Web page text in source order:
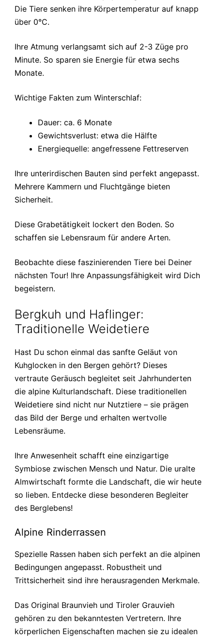
Die Tiere senken ihre Körpertemperatur auf knapp
über 0°C.
Ihre Atmung verlangsamt sich auf 2-3 Züge pro
Minute. So sparen sie Energie für etwa sechs
Monate.
Wichtige Fakten zum Winterschlaf:
Dauer: ca. 6 Monate
Gewichtsverlust: etwa die Hälfte
Energiequelle: angefressene Fettreserven
Ihre unterirdischen Bauten sind perfekt angepasst.
Mehrere Kammern und Fluchtgänge bieten
Sicherheit.
Diese Grabetätigkeit lockert den Boden. So
schaffen sie Lebensraum für andere Arten.
Beobachte diese faszinierenden Tiere bei Deiner
nächsten Tour! Ihre Anpassungsfähigkeit wird Dich
begeistern.
Bergkuh und Haflinger:
Traditionelle Weidetiere
Hast Du schon einmal das sanfte Geläut von
Kuhglocken in den Bergen gehört? Dieses
vertraute Geräusch begleitet seit Jahrhunderten
die alpine Kulturlandschaft. Diese traditionellen
Weidetiere sind nicht nur Nutztiere – sie prägen
das Bild der Berge und erhalten wertvolle
Lebensräume.
Ihre Anwesenheit schafft eine einzigartige
Symbiose zwischen Mensch und Natur. Die uralte
Almwirtschaft formte die Landschaft, die wir heute
so lieben. Entdecke diese besonderen Begleiter
des Berglebens!
Alpine Rinderrassen
Spezielle Rassen haben sich perfekt an die alpinen
Bedingungen angepasst. Robustheit und
Trittsicherheit sind ihre herausragenden Merkmale.
Das Original Braunvieh und Tiroler Grauvieh
gehören zu den bekanntesten Vertretern. Ihre
körperlichen Eigenschaften machen sie zu idealen